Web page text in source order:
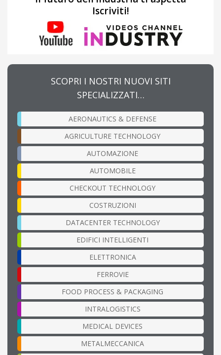
Iscriviti!
SCOPRI I NOSTRI NUOVI SITI
SPECIALIZZATI…
AERONAUTICS & DEFENSE
AGRICULTURE TECHNOLOGY
AUTOMAZIONE
AUTOMOBILE
CHECKOUT TECHNOLOGY
COSTRUZIONI
DATACENTER TECHNOLOGY
EDIFICI INTELLIGENTI
ELETTRONICA
FERROVIE
FOOD PROCESS & PACKAGING
INTRALOGISTICS
MEDICAL DEVICES
METALMECCANICA